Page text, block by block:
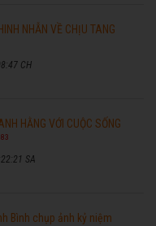
NHẪN VỀ CHỊU TANG
CH
HẰNG VỚI CUỘC SỐNG
SA
Bình chụp ảnh kỷ niệm